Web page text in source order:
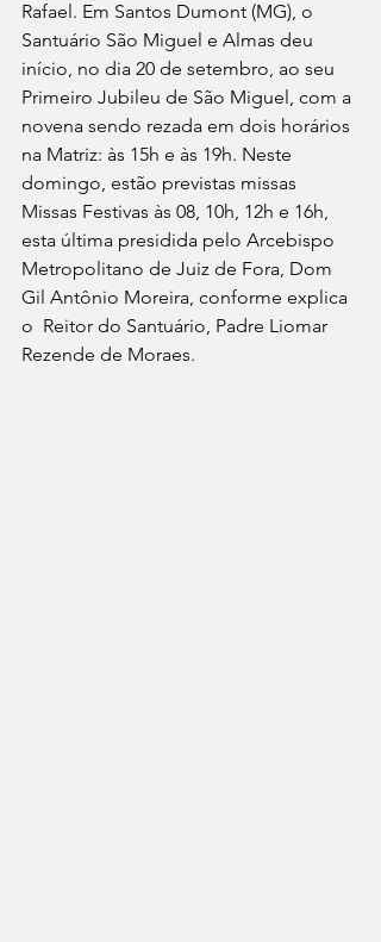
Rafael. Em Santos Dumont (MG), o
Santuário São Miguel e Almas deu
início, no dia 20 de setembro, ao seu
Primeiro Jubileu de São Miguel, com a
novena sendo rezada em dois horários
na Matriz: às 15h e às 19h. Neste
domingo, estão previstas missas
Missas Festivas às 08, 10h, 12h e 16h,
esta última presidida pelo Arcebispo
Metropolitano de Juiz de Fora, Dom
Gil Antônio Moreira, conforme explica
o  Reitor do Santuário, Padre Liomar
Rezende de Moraes.